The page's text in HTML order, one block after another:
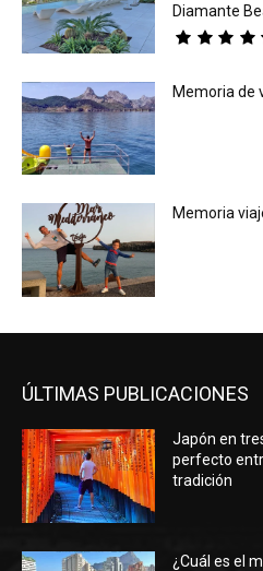
Diamante
Memoria de
Memoria
ÚLTIMAS PUBLICACIONES
Japón en
perfecto
tradición
¿Cuál es el